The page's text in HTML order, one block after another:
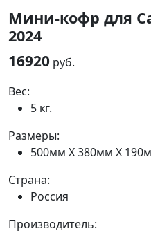
Мини-кофр для
2024
16920 руб.
Вес:
5 кг.
Размеры:
500мм Х 380мм Х
Страна:
Россия
Производитель: